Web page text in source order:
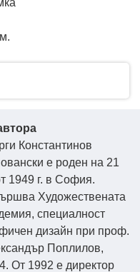
Константинов
е роден на 21
1949 г. в София.
Художествената
специалност
дизайн при проф.
Поплилов,
От 1992 е директор